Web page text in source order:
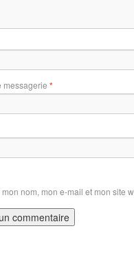
messagerie *
mon nom, mon e-mail et mon site